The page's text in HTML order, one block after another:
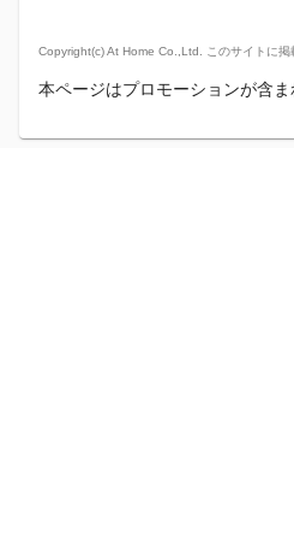
Copyright(c) At Home Co.,Ltd. このサイトに掲
本ページはプロモーションが含ま